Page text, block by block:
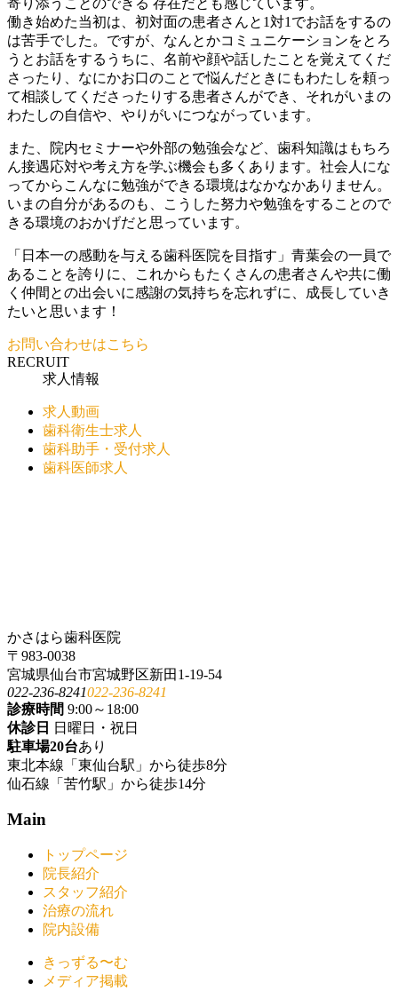
働き始めた当初は、初対面の患者さんと1対1でお話をするの
は苦手でした。ですが、なんとかコミュニケーションをとろ
うとお話をするうちに、名前や顔や話したことを覚えてくだ
さったり、なにかお口のことで悩んだときにもわたしを頼っ
て相談してくださったりする患者さんができ、それがいまの
わたしの自信や、やりがいにつながっています。
また、院内セミナーや外部の勉強会など、歯科知識はもちろ
ん接遇応対や考え方を学ぶ機会も多くあります。社会人にな
ってからこんなに勉強ができる環境はなかなかありません。
いまの自分があるのも、こうした努力や勉強をすることので
きる環境のおかげだと思っています。
「日本一の感動を与える歯科医院を目指す」青葉会の一員で
あることを誇りに、これからもたくさんの患者さんや共に働
く仲間との出会いに感謝の気持ちを忘れずに、成長していき
たいと思います！
お問い合わせはこちら
RECRUIT
求人情報
求人動画
歯科衛生士求人
歯科助手・受付求人
歯科医師求人
かさはら歯科医院
〒983-0038
宮城県仙台市宮城野区新田1-19-54
022-236-8241022-236-8241
診療時間 9:00～18:00
休診日
日曜日・祝日
駐車場20台あり
東北本線「東仙台駅」から徒歩8分
仙石線「苦竹駅」から徒歩14分
Main
トップページ
院長紹介
スタッフ紹介
治療の流れ
院内設備
きっずる〜む
メディア掲載